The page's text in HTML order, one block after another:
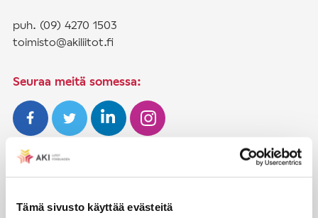
Tämä sivusto käyttää evästeitä
puh. (09) 4270 1503
toimisto@akiliitot.fi
Seuraa meitä somessa:
Henkilöjäsenyys